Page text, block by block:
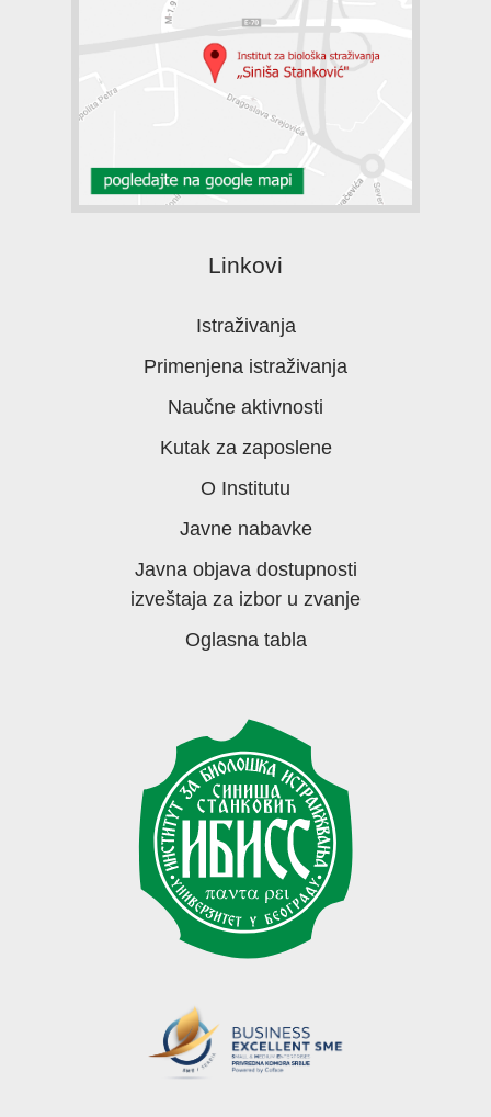
Linkovi
Istraživanja
Primenjena istraživanja
Naučne aktivnosti
Kutak za zaposlene
O Institutu
Javne nabavke
Javna objava dostupnosti
izveštaja za izbor u zvanje
Oglasna tabla